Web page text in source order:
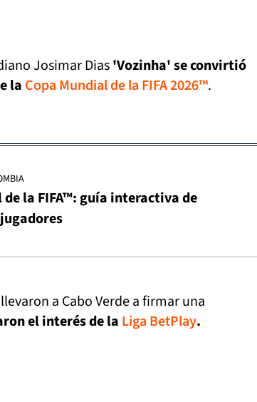
Josimar Dias'Vozinha' se convirtió
la Copa Mundial de la FIFA 2026™.
de la FIFA™: guía interactiva de
a Cabo Verde a firmar una
el interés de la Liga BetPlay.